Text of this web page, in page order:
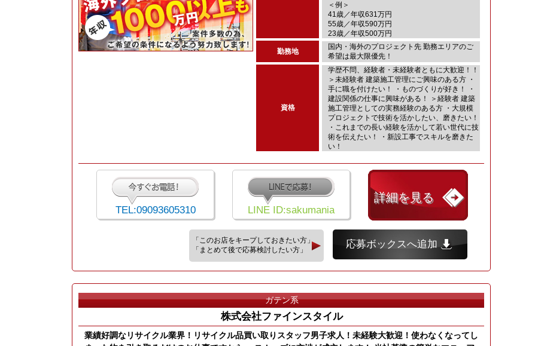
＜例＞
41歳／年収631万円
55歳／年収590万円
23歳／年収500万円
勤務地
国内・海外のプロジェクト先 勤務エリアのご
希望は最大限優先！
資格
学歴不問、経験者・未経験者ともに大歓迎！！
＞未経験者 建築施工管理にご興味のある方 ・
手に職を付けたい！ ・ものづくりが好き！ ・
建設関係の仕事に興味がある！ ＞経験者 建築
施工管理としての実務経験のある方 ・大規模
プロジェクトで技術を活かしたい、磨きたい！
・これまでの長い経験を活かして若い世代に技
術を伝えたい！ ・新設工事でスキルを磨きた
い！
TEL:09093605310 LINE ID:sakumania
詳細を見る
「このお店をキープしておきたい方」
「まとめて後で応募検討したい方」
応募ボックスへ追加
ガテン系
株式会社ファインスタイル
業績好調なリサイクル業界！リサイクル品買い取りスタッフ男子求人！未経験大歓迎！使わなくなってし